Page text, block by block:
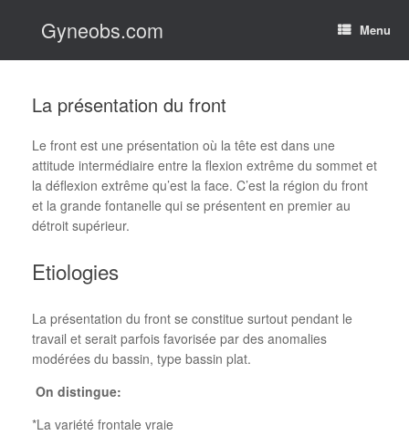
Gyneobs.com Menu
La présentation du front
Le front est une présentation où la tête est dans une
attitude intermédiaire entre la flexion extrême du sommet et
la déflexion extrême qu’est la face. C’est la région du front
et la grande fontanelle qui se présentent en premier au
détroit supérieur.
Etiologies
La présentation du front se constitue surtout pendant le
travail et serait parfois favorisée par des anomalies
modérées du bassin, type bassin plat.
On distingue:
*La variété frontale vraie